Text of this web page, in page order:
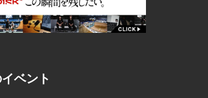
ベント